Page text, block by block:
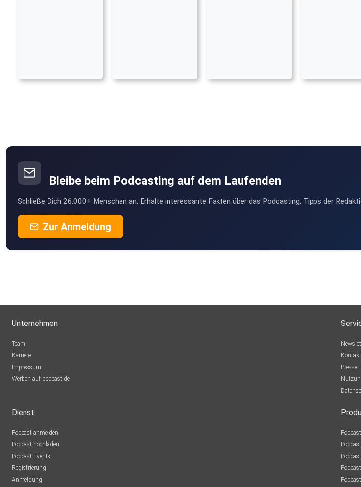
Bleibe beim Podcasting auf dem Laufenden
Schließe Dich 26.000+ Menschen an. Erhalte interessante Fakten über das Podcasting, Tipps der
Zur Anmeldung
Unternehmen
Team
Karriere
Impressum
Werben auf podcast.de
Kontakt
Presse
Dienst
Podcast anmelden
Podcast hochladen
Podcast-Events
Registrierung
Anmeldung